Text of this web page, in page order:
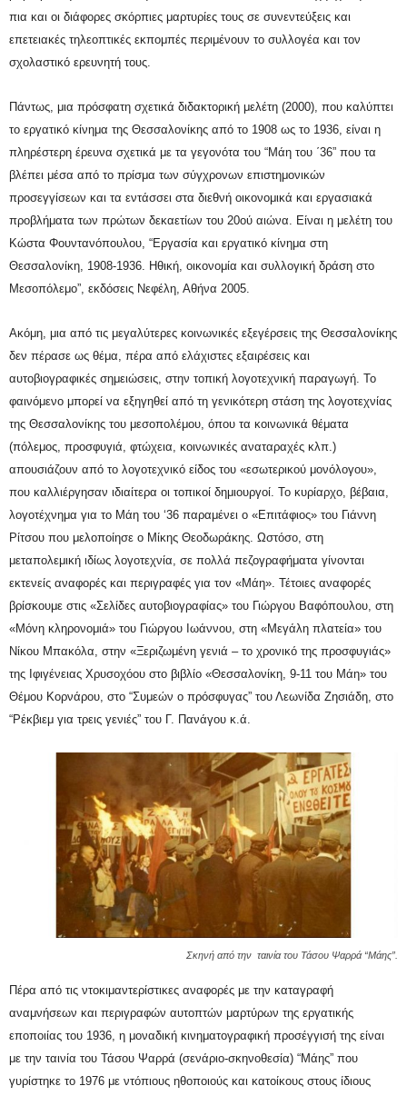
πια και οι διάφορες σκόρπιες μαρτυρίες τους σε συνεντεύξεις και
επετειακές τηλεοπτικές εκπομπές περιμένουν το συλλογέα και τον
σχολαστικό ερευνητή τους.
Πάντως, μια πρόσφατη σχετικά διδακτορική μελέτη (2000), που καλύπτει
το εργατικό κίνημα της Θεσσαλονίκης από το 1908 ως το 1936, είναι η
πληρέστερη έρευνα σχετικά με τα γεγονότα του “Μάη του ΄36” που τα
βλέπει μέσα από το πρίσμα των σύγχρονων επιστημονικών
προσεγγίσεων και τα εντάσσει στα διεθνή οικονομικά και εργασιακά
προβλήματα των πρώτων δεκαετίων του 20ού αιώνα. Είναι η μελέτη του
Κώστα Φουντανόπουλου, “Εργασία και εργατικό κίνημα στη
Θεσσαλονίκη, 1908-1936. Ηθική, οικονομία και συλλογική δράση στο
Μεσοπόλεμο”, εκδόσεις Νεφέλη, Αθήνα 2005.
Ακόμη, μια από τις μεγαλύτερες κοινωνικές εξεγέρσεις της Θεσσαλονίκης
δεν πέρασε ως θέμα, πέρα από ελάχιστες εξαιρέσεις και
αυτοβιογραφικές σημειώσεις, στην τοπική λογοτεχνική παραγωγή. Το
φαινόμενο μπορεί να εξηγηθεί από τη γενικότερη στάση της λογοτεχνίας
της Θεσσαλονίκης του μεσοπολέμου, όπου τα κοινωνικά θέματα
(πόλεμος, προσφυγιά, φτώχεια, κοινωνικές αναταραχές κλπ.)
απουσιάζουν από το λογοτεχνικό είδος του «εσωτερικού μονόλογου»,
που καλλιέργησαν ιδιαίτερα οι τοπικοί δημιουργοί. Το κυρίαρχο, βέβαια,
λογοτέχνημα για το Μάη του ‘36 παραμένει ο «Επιτάφιος» του Γιάννη
Ρίτσου που μελοποίησε ο Μίκης Θεοδωράκης. Ωστόσο, στη
μεταπολεμική ιδίως λογοτεχνία, σε πολλά πεζογραφήματα γίνονται
εκτενείς αναφορές και περιγραφές για τον «Μάη». Τέτοιες αναφορές
βρίσκουμε στις «Σελίδες αυτοβιογραφίας» του Γιώργου Βαφόπουλου, στη
«Μόνη κληρονομιά» του Γιώργου Ιωάννου, στη «Μεγάλη πλατεία» του
Νίκου Μπακόλα, στην «Ξεριζωμένη γενιά – το χρονικό της προσφυγιάς»
της Ιφιγένειας Χρυσοχόου στο βιβλίο «Θεσσαλονίκη, 9-11 του Μάη» του
Θέμου Κορνάρου, στο “Συμεών ο πρόσφυγας” του Λεωνίδα Ζησιάδη, στο
“Ρέκβιεμ για τρεις γενιές” του Γ. Πανάγου κ.ά.
Σκηνή από την ταινία του Τάσου Ψαρρά “Μάης”.
Πέρα από τις ντοκιμαντερίστικες αναφορές με την καταγραφή
αναμνήσεων και περιγραφών αυτοπτών μαρτύρων της εργατικής
εποποιίας του 1936, η μοναδική κινηματογραφική προσέγγισή της είναι
με την ταινία του Τάσου Ψαρρά (σενάριο-σκηνοθεσία) “Μάης” που
γυρίστηκε το 1976 με ντόπιους ηθοποιούς και κατοίκους στους ίδιους